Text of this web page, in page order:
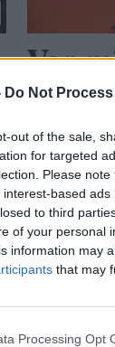
Do Not
out of the sale,
for targeted
Please
based
to third
of your personal
information may
that may
Processing Opt
Var